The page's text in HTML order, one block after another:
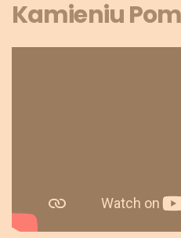
Kamieniu